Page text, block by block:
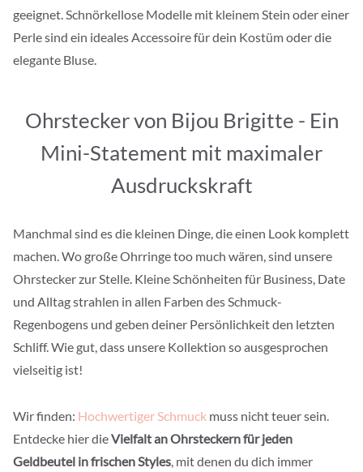
geeignet. Schnörkellose Modelle mit kleinem Stein oder einer
Perle sind ein ideales Accessoire für dein Kostüm oder die
elegante Bluse.
Ohrstecker von Bijou Brigitte - Ein
Mini-Statement mit maximaler
Ausdruckskraft
Manchmal sind es die kleinen Dinge, die einen Look komplett
machen. Wo große Ohrringe too much wären, sind unsere
Ohrstecker zur Stelle. Kleine Schönheiten für Business, Date
und Alltag strahlen in allen Farben des Schmuck-
Regenbogens und geben deiner Persönlichkeit den letzten
Schliff. Wie gut, dass unsere Kollektion so ausgesprochen
vielseitig ist!
Wir finden: Hochwertiger Schmuck muss nicht teuer sein.
Entdecke hier dieVielfalt an Ohrsteckern für jeden
Geldbeutel in frischen Styles, mit denen du dich immer